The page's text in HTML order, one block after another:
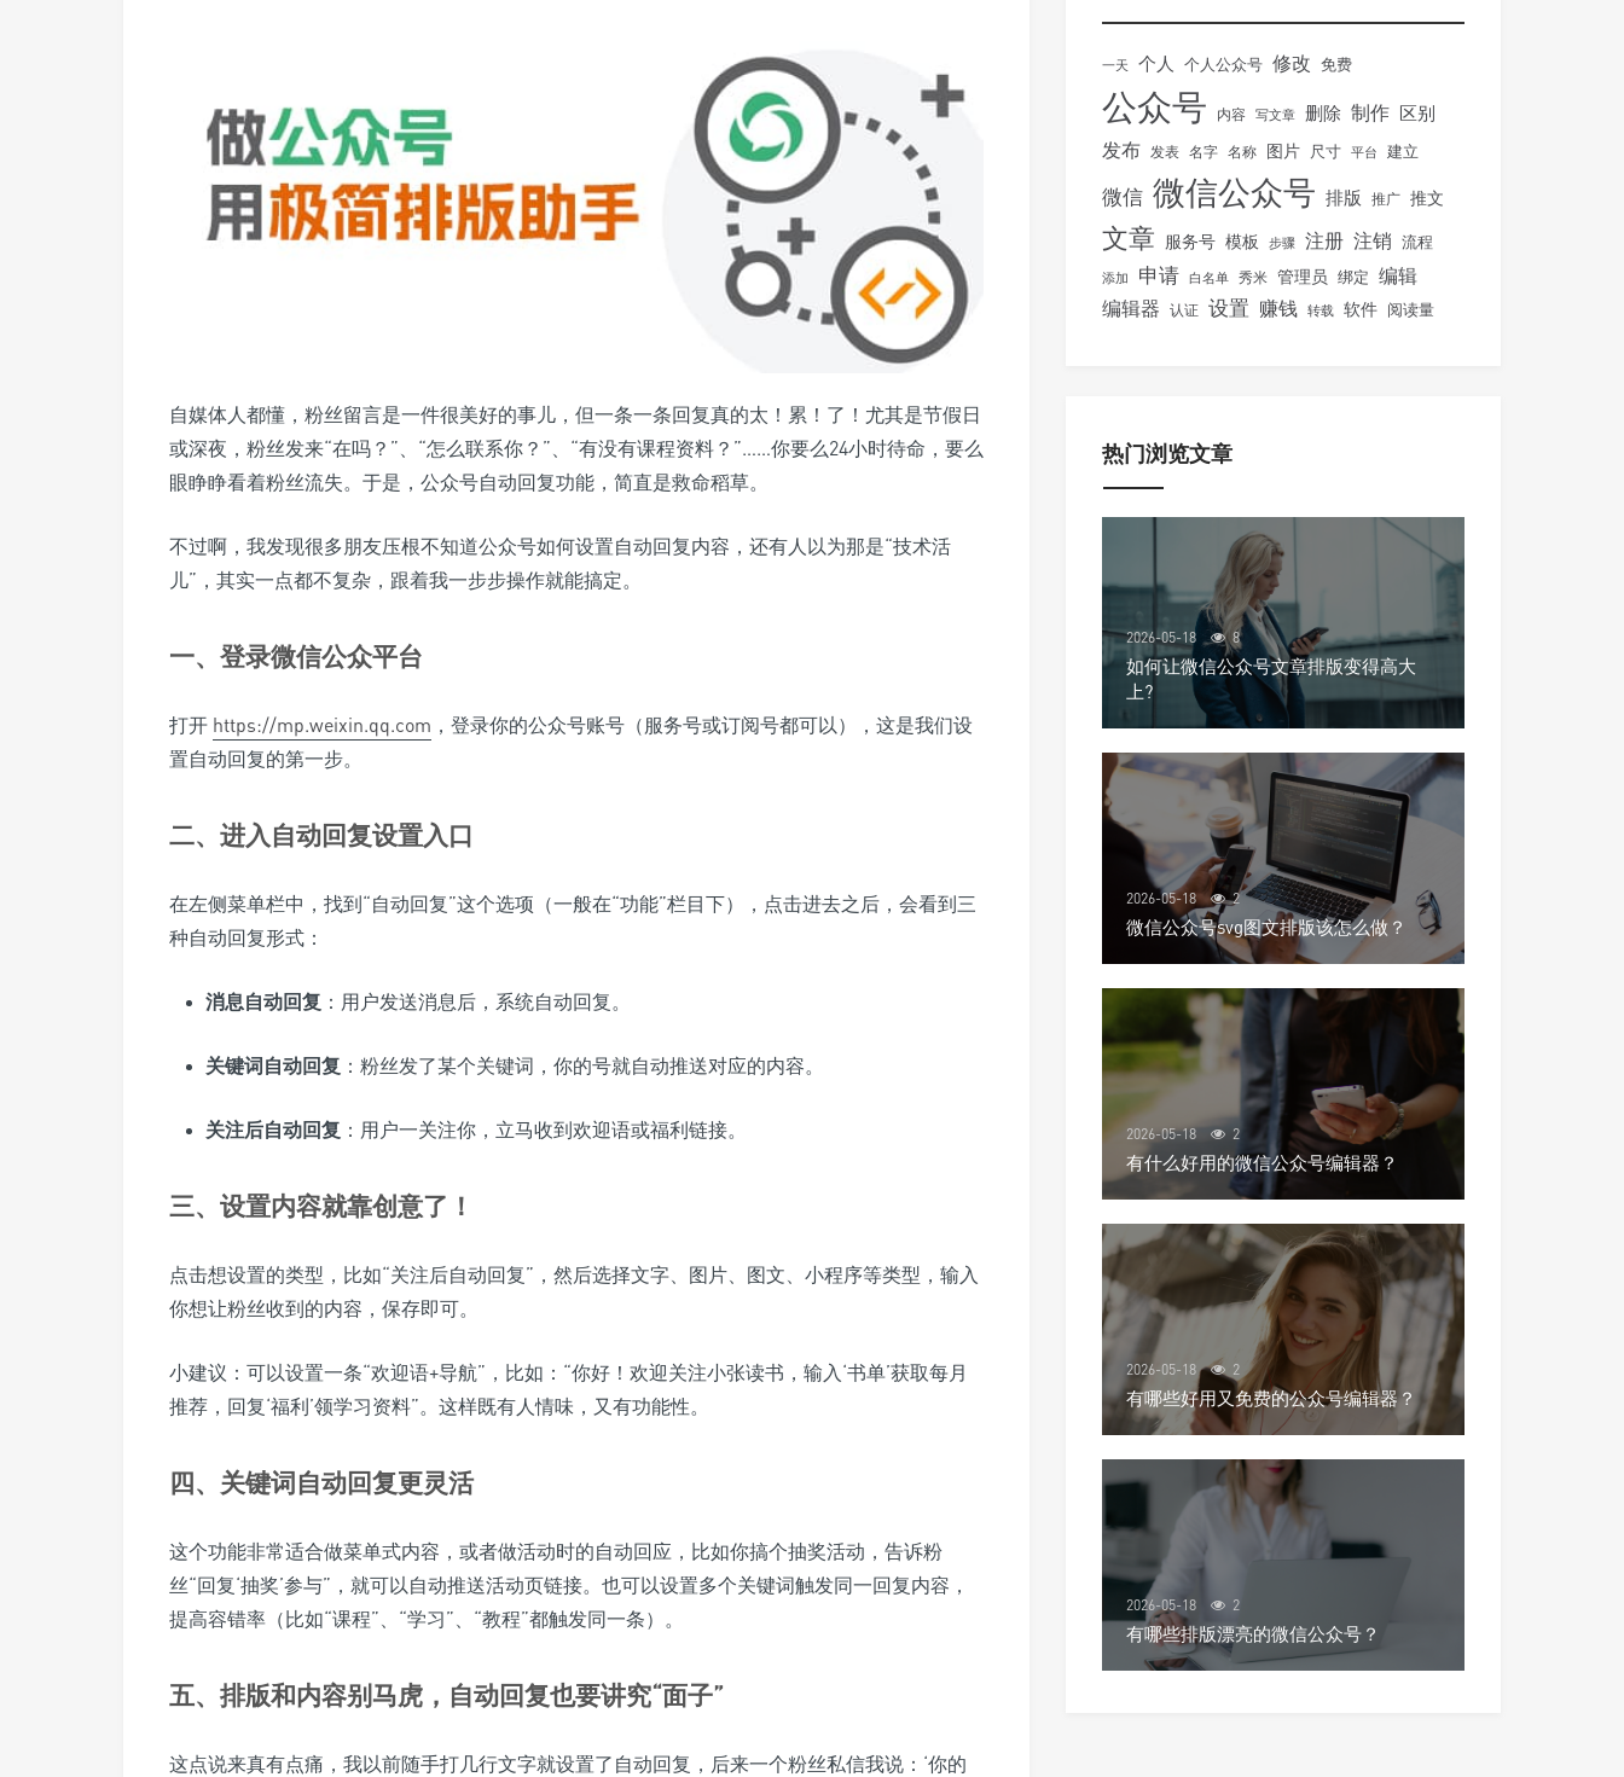
自媒体人都懂，粉丝留言是一件很美好的事儿，但一条一条回复真的太！累！了！尤其是节假日
或深夜，粉丝发来“在吗？”、“怎么联系你？”、“有没有课程资料？”……你要么24小时待命，要么
眼睁睁看着粉丝流失。于是，公众号自动回复功能，简直是救命稻草。
不过啊，我发现很多朋友压根不知道公众号如何设置自动回复内容，还有人以为那是“技术活
儿”，其实一点都不复杂，跟着我一步步操作就能搞定。
一、登录微信公众平台
打开 https://mp.weixin.qq.com ，登录你的公众号账号（服务号或订阅号都可以），这是我们设
置自动回复的第一步。
二、进入自动回复设置入口
在左侧菜单栏中，找到“自动回复”这个选项（一般在“功能”栏目下），点击进去之后，会看到三
种自动回复形式：
消息自动回复 ：用户发送消息后，系统自动回复。
关键词自动回复 ：粉丝发了某个关键词，你的号就自动推送对应的内容。
关注后自动回复 ：用户一关注你，立马收到欢迎语或福利链接。
三、设置内容就靠创意了！
点击想设置的类型，比如“关注后自动回复”，然后选择文字、图片、图文、小程序等类型，输入
你想让粉丝收到的内容，保存即可。
小建议：可以设置一条“欢迎语+导航”，比如：“你好！欢迎关注小张读书，输入‘书单’获取每月
推荐，回复‘福利’领学习资料”。这样既有人情味，又有功能性。
四、关键词自动回复更灵活
这个功能非常适合做菜单式内容，或者做活动时的自动回应，比如你搞个抽奖活动，告诉粉
丝“回复‘抽奖’参与”，就可以自动推送活动页链接。也可以设置多个关键词触发同一回复内容，
提高容错率（比如“课程”、“学习”、“教程”都触发同一条）。
五、排版和内容别马虎，自动回复也要讲究“面子”
这点说来真有点痛，我以前随手打几行文字就设置了自动回复，后来一个粉丝私信我说：‘你的
一天 个人 个人公众号 修改 免费
公众号 内容 写文章 删除 制作 区别
发布 发表 名字 名称 图片 尺寸 平台 建立
微信 微信公众号 排版 推广 推文
文章 服务号 模板 步骤 注册 注销 流程
添加 申请 白名单 秀米 管理员 绑定 编辑
编辑器
认证 设置 赚钱 转载 软件 阅读量
热门浏览文章
2026-05-18 8
如何让微信公众号文章排版变得高大
上?
2026-05-18 2
微信公众号svg图文排版该怎么做？
2026-05-18 2
有什么好用的微信公众号编辑器？
2026-05-18 2
有哪些好用又免费的公众号编辑器？
2026-05-18 2
有哪些排版漂亮的微信公众号？